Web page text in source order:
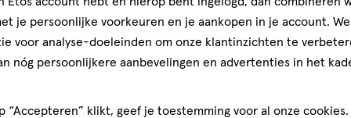
Dit wordt ook wel post inflammatoire
geurstoffen of actieve ingrediënten in parfum
Denk bijvoorbeeld aan parfum dat je op
aan de zon. Dit kan pigmentvlekken veroorzaken.
je persoonlijke voorkeuren en je aankopen in je account.
voor analyse-doeleinden om onze klantinzichten te
nóg persoonlijkere aanbevelingen en advertenties in het
“Accepteren” klikt, geef je toestemming voor al onze cookies.